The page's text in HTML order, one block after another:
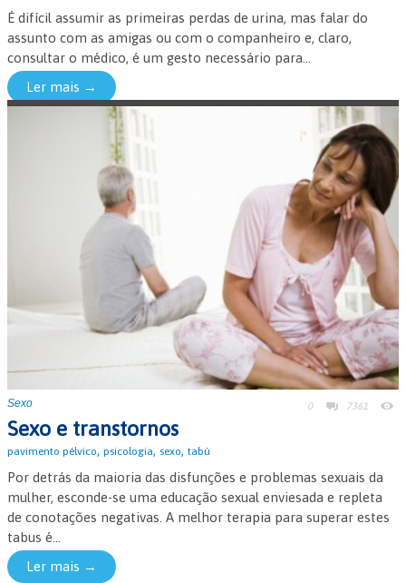
É difícil assumir as primeiras perdas de urina, mas falar do
assunto com as amigas ou com o companheiro e, claro,
consultar o médico, é um gesto necessário para...
Ler mais →
Sexo 0 7361
Sexo e transtornos
pavimento pélvico, psicologia, sexo, tabú
Por detrás da maioria das disfunções e problemas sexuais da
mulher, esconde-se uma educação sexual enviesada e repleta
de conotações negativas. A melhor terapia para superar estes
tabus é...
Ler mais →